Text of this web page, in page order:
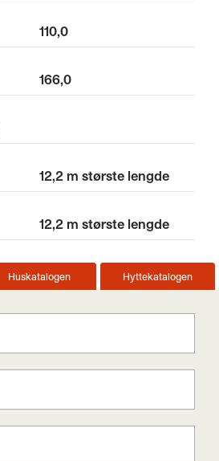
110,0
166,0
12,2 m største lengde
12,2 m største lengde
Huskatalogen Hyttekatalogen